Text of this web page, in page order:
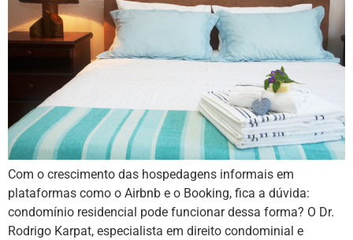
Com o crescimento das hospedagens informais em
plataformas como o Airbnb e o Booking, fica a dúvida:
condomínio residencial pode funcionar dessa forma? O Dr.
Rodrigo Karpat, especialista em direito condominial e